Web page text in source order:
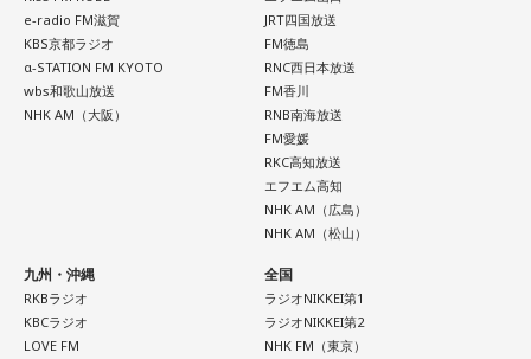
e-radio FM滋賀
KBS京都ラジオ
α-STATION FM KYOTO
wbs和歌山放送
NHK AM（大阪）
JRT四国放送
FM徳島
RNC西日本放送
FM香川
RNB南海放送
FM愛媛
RKC高知放送
エフエム高知
NHK AM（広島）
NHK AM（松山）
九州・沖縄
RKBラジオ
KBCラジオ
LOVE FM
全国
ラジオNIKKEI第1
ラジオNIKKEI第2
NHK FM（東京）